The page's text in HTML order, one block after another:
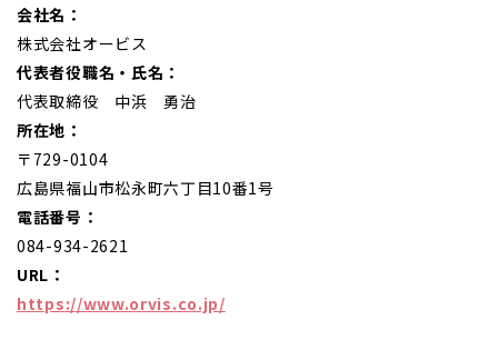
会社名：
株式会社オービス
代表者役職名・氏名：
代表取締役 中浜 勇治
所在地：
〒729-0104
広島県福山市松永町六丁目10番1号
電話番号：
084-934-2621
URL：
https://www.orvis.co.jp/